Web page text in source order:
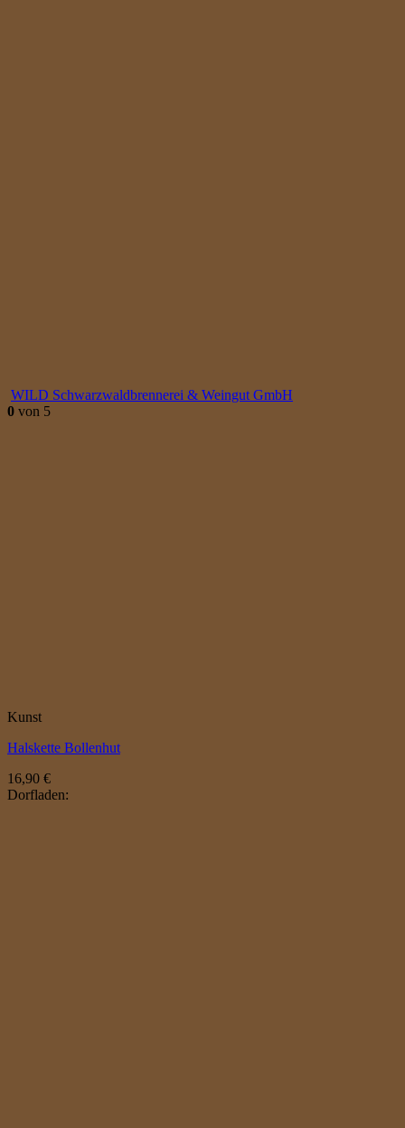
WILD Schwarzwaldbrennerei & Weingut GmbH
0 von 5
Kunst
Halskette Bollenhut
16,90 €
Dorfladen: